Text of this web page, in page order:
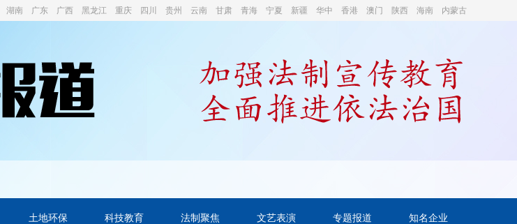
湖南 广东 广西 黑龙江 重庆 四川 贵州 云南 甘肃 青海 宁夏 新疆 华中 香港 澳门 陕西 海南 内蒙古
土地环保 科技教育 法制聚焦 文艺表演 专题报道
知名企业